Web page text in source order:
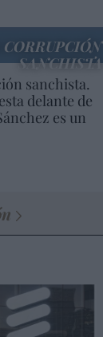
SANCHISTA
sanchista.
delante de
es un